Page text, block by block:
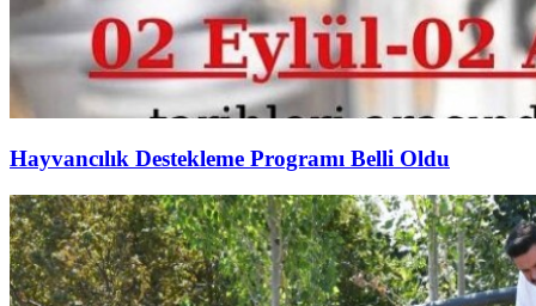
Hayvancılık Destekleme Programı Belli Oldu